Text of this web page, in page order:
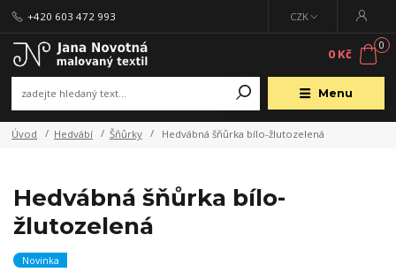
Menu
CZK
+420 603 472 993
0
0 Kč
Úvod Hedvábí Šňůrky Hedvábná šňůrka bílo-žlutozelená
Hedvábná šňůrka bílo-
žlutozelená
Novinka